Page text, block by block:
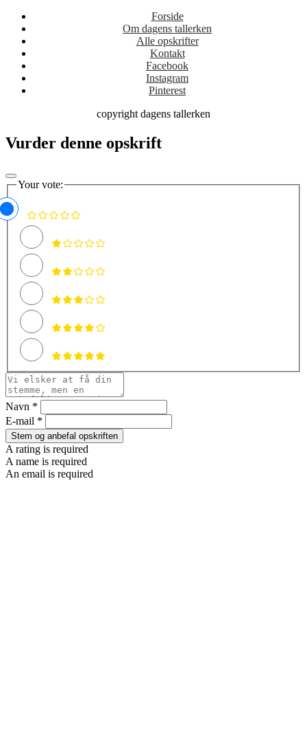
Forside
Om dagens tallerken
Alle opskrifter
Kontakt
Facebook
Instagram
Pinterest
copyright dagens tallerken
Vurder denne opskrift
Your vote:
Navn *
E-mail *
Stem og anbefal opskriften
A rating is required
A name is required
An email is required